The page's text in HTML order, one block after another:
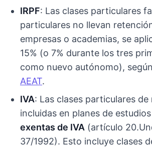
IRPF: Las clases particulares
particulares no llevan
empresas o academias, se
15% (o 7% durante los tres
como nuevo autónomo),
AEAT.
IVA: Las clases particulares de
incluidas en planes de
exentas de IVA (artículo
37/1992). Esto incluye clases